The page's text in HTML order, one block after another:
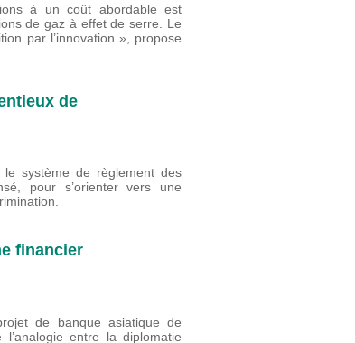
à un coût abordable est
de gaz à effet de serre. Le
par l’innovation », propose
de
système de règlement des
pour s’orienter vers une
financier
de banque asiatique de
entre la diplomatie